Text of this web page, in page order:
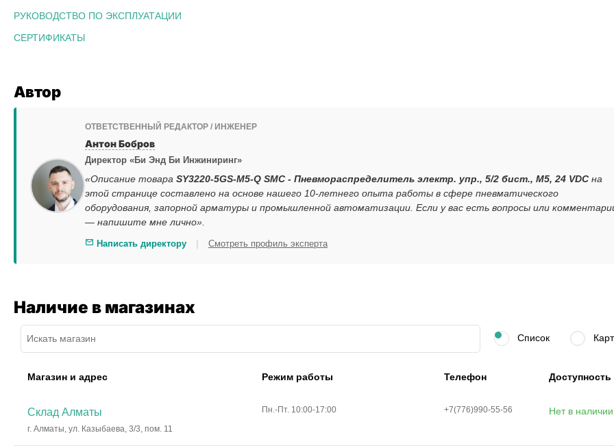
РУКОВОДСТВО ПО ЭКСПЛУАТАЦИИ
СЕРТИФИКАТЫ
Автор
ОТВЕТСТВЕННЫЙ РЕДАКТОР / ИНЖЕНЕР
Антон Бобров
Директор «Би Энд Би Инжиниринг»
«Описание товара SY3220-5GS-M5-Q SMC - Пневмораспределитель электр. упр., 5/2 бист., M5, 24 VDC на
этой странице составлено на основе нашего 10-летнего опыта работы в сфере пневматического
оборудования, запорной арматуры и промышленной автоматизации. Если у вас есть вопросы или
— напишите мне лично».
Написать директору | Смотреть профиль эксперта
Наличие в магазинах
Список
Магазин и адрес Режим работы Телефон Доступность
Склад Алматы
г. Алматы, ул. Казыбаева, 3/3, пом. 11
Пн.-Пт. 10:00-17:00 +7(776)990-55-56 Нет в наличии